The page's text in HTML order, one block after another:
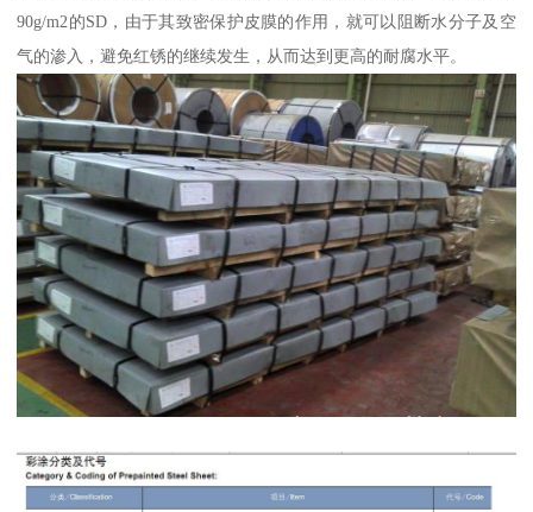
90g/m2的SD，由于其致密保护皮膜的作用，就可以阻断水分子及空
气的渗入，避免红锈的继续发生，从而达到更高的耐腐水平。